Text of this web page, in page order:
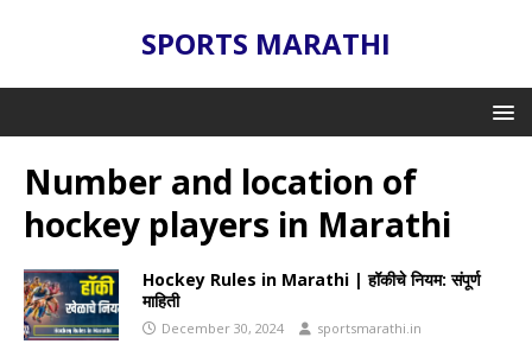
SPORTS MARATHI
Number and location of
hockey players in Marathi
Hockey Rules in Marathi | हॉकीचे नियम: संपूर्ण
माहिती
December 30, 2024 sportsmarathi.in